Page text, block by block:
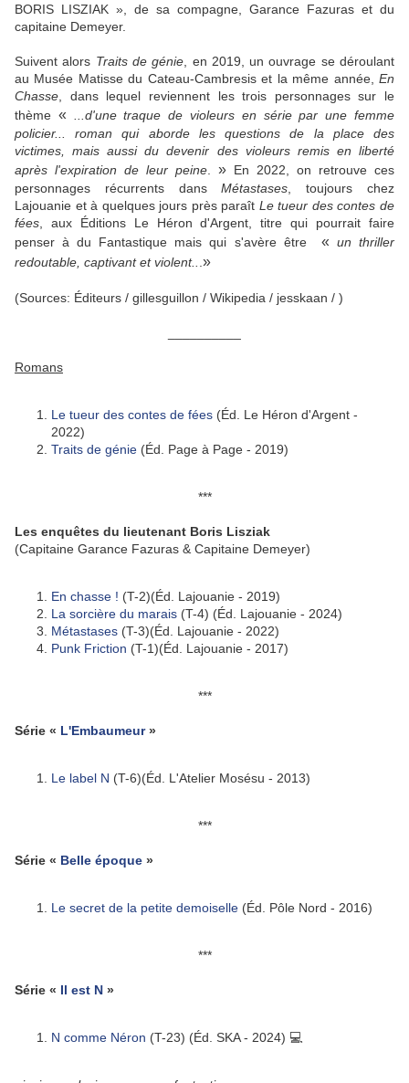
BORIS LISZIAK »,
de sa compagne, Garance Fazuras et du
capitaine Demeyer.
Suivent alors Traits de génie , en 2019, un ouvrage se déroulant
au Musée Matisse du Cateau-Cambresis et la même année, En
Chasse , dans lequel reviennent les trois personnages sur le
thème «
...d'une traque de violeurs en série par une femme
policier...
roman
qui aborde les questions de la place des
victimes, mais aussi du devenir des violeurs remis en liberté
après l'expiration de leur peine
»En 2022, on retrouve ces
personnages récurrents dansMétastases , toujours chez
Lajouanie et à quelques jours près paraît Le tueur des contes de
fées , aux Éditions Le Héron d'Argent, titre qui pourrait faire
penser à du Fantastique mais qui s'avère être « un thriller
redoutable, captivant et violent..
»
(Sources: Éditeurs / gillesguillon / Wikipedia / jesskaan / )
Romans
Le tueur des contes de fées (Éd. Le Héron d'Argent -
2022)
Traits de génie (Éd. Page à Page - 2019)
***
Les enquêtes du lieutenant Boris Lisziak
(Capitaine Garance Fazuras & Capitaine Demeyer)
En chasse ! (T-2)(Éd. Lajouanie - 2019)
La sorcière du marais (T-4) (Éd. Lajouanie - 2024)
Métastases (T-3)(Éd. Lajouanie - 2022)
Punk Friction (T-1)(Éd. Lajouanie - 2017)
***
Série « L'Embaumeur»
Le label N (T-6)(Éd. L'Atelier Mosésu - 2013)
***
Série « Belle époque »
Le secret de la petite demoiselle (Éd. Pôle Nord - 2016)
***
Série « Il est N »
N comme Néron (T-23) (Éd. SKA - 2024) 💻